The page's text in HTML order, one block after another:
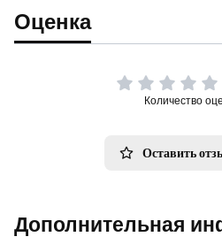
Оценка
Количество
Оставить
Дополнительная